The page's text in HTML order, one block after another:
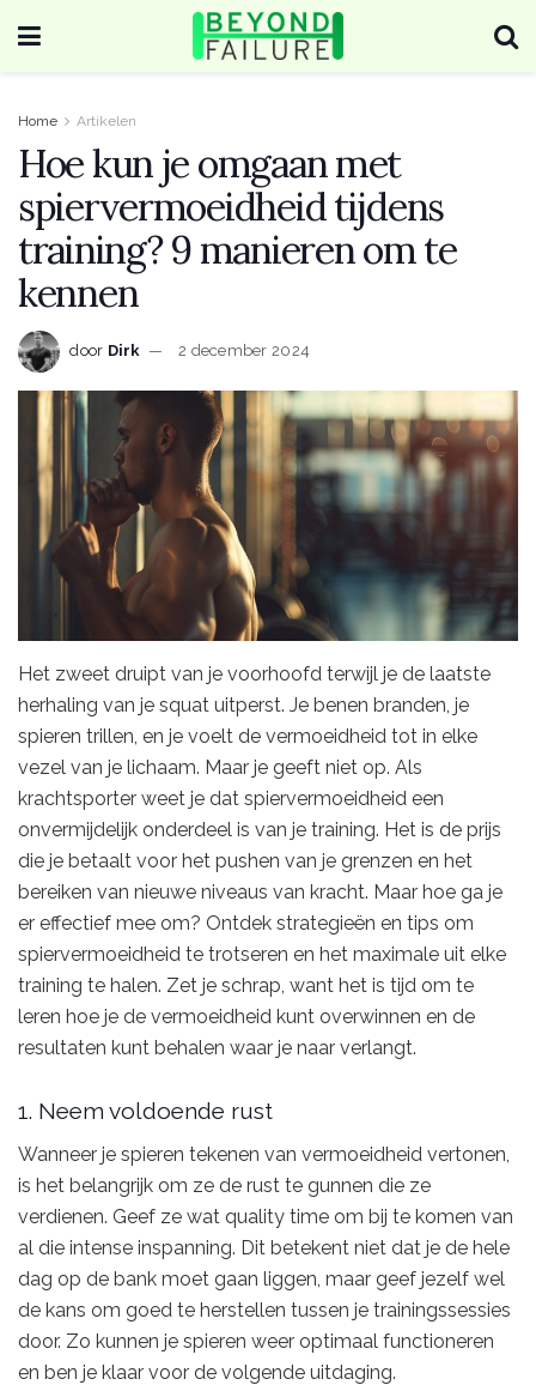
Home Artikelen
Hoe kun je omgaan met
spiervermoeidheid tijdens
training? 9 manieren om te
kennen
door Dirk 2 december 2024
Het zweet druipt van je voorhoofd terwijl je de laatste
herhaling van je squat uitperst. Je benen branden, je
spieren trillen, en je voelt de vermoeidheid tot in elke
vezel van je lichaam. Maar je geeft niet op. Als
krachtsporter weet je dat spiervermoeidheid een
onvermijdelijk onderdeel is van je training. Het is de prijs
die je betaalt voor het pushen van je grenzen en het
bereiken van nieuwe niveaus van kracht. Maar hoe ga je
er effectief mee om? Ontdek strategieën en tips om
spiervermoeidheid te trotseren en het maximale uit elke
training te halen. Zet je schrap, want het is tijd om te
leren hoe je de vermoeidheid kunt overwinnen en de
resultaten kunt behalen waar je naar verlangt.
1. Neem voldoende rust
Wanneer je spieren tekenen van vermoeidheid vertonen,
is het belangrijk om ze de rust te gunnen die ze
verdienen. Geef ze wat quality time om bij te komen van
al die intense inspanning. Dit betekent niet dat je de hele
dag op de bank moet gaan liggen, maar geef jezelf wel
de kans om goed te herstellen tussen je trainingssessies
door. Zo kunnen je spieren weer optimaal functioneren
en ben je klaar voor de volgende uitdaging.